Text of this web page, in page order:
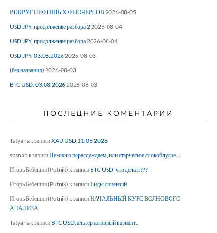
ВОКРУГ НЕФТЯНЫХ ФЬЮЧЕРСОВ2026-08-05
USD JPY, продолжение разбора 22026-08-04
USD JPY, продолжение разбора2026-08-04
USD JPY, 03.08.20262026-08-03
(без названия) 2026-08-03
BTC USD, 03.08.20262026-08-03
ПОСЛЕДНИЕ КОМЕНТАРИИ
Tatyanaк записиXAU USD,11.06.2026
spsnabк записиНемного порассуждаем, или старческое словоблудие…
Игорь Бебешин (Putnik) к записи BTC USD, что делать???
Игорь Бебешин (Putnik) к записиВиды лицензий
Игорь Бебешин (Putnik) к записиНАЧАЛЬНЫЙ КУРС ВОЛНОВОГО
АНАЛИЗА
Tatyanaк записи BTC USD, альтернативный вариант…